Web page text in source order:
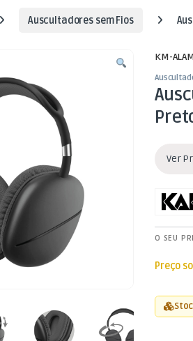
Auscultadores sem Fios
KM-
Ver
O SEU
Preço